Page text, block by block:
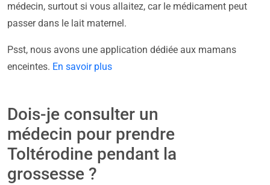
médecin, surtout si vous allaitez, car le médicament peut
passer dans le lait maternel.
Psst, nous avons une application dédiée aux mamans
enceintes. En savoir plus
Dois-je consulter un
médecin pour prendre
Toltérodine pendant la
grossesse ?